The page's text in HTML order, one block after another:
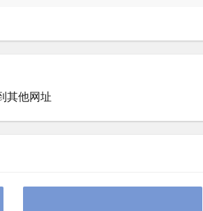
其他网址